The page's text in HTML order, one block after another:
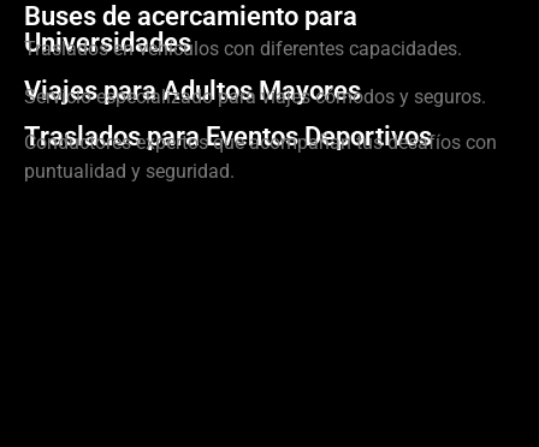
Buses de acercamiento para
Universidades
Traslados en vehículos con diferentes capacidades.
Viajes para Adultos Mayores
Servicio especializado para viajes cómodos y seguros.
Traslados para Eventos Deportivos
Conductores expertos que acompañan tus desafíos con
puntualidad y seguridad.